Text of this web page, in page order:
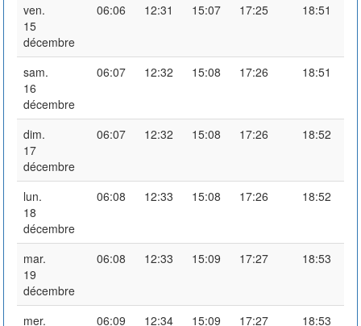
ven.
15
décembre
06:06 12:31 15:07 17:25 18:51
sam.
16
décembre
06:07 12:32 15:08 17:26 18:51
dim.
17
décembre
06:07 12:32 15:08 17:26 18:52
lun.
18
décembre
06:08 12:33 15:08 17:26 18:52
mar.
19
décembre
06:08 12:33 15:09 17:27 18:53
mer. 06:09 12:34 15:09 17:27 18:53